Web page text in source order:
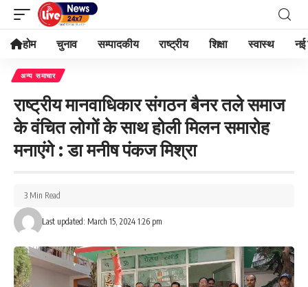
होम चुनाव सम्पादकीय राष्ट्रीय शिक्षा स्वास्थ नई
अन्य समाचार
राष्ट्रीय मानवाधिकार संगठन बैनर तले समाज
के वंचित लोगों के साथ होली मिलन समारोह
मनाएंगे : डा मनीष पंकज मिश्रा
Last updated: March 15, 2024 1:26 pm
3 Min Read